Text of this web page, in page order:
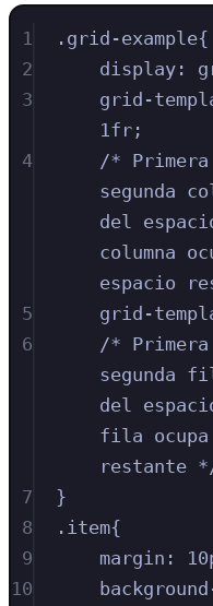
1 . grid-example{
2
display :
3
grid-
1fr ;
4
/* Primera
segunda
del
columna
espacio
5
grid-
6
/*
segunda
del
fila ocupa
restante
7
}
8
. item{
9
margin : 10
10